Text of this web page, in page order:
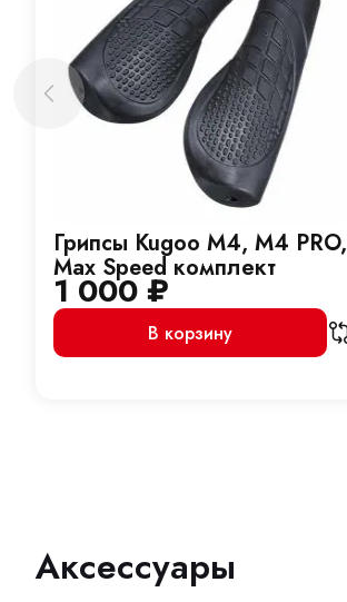
Грипсы Kugoo M4, M4 PRO,
Max Speed комплект
1 000₽
В корзину
Аксессуары